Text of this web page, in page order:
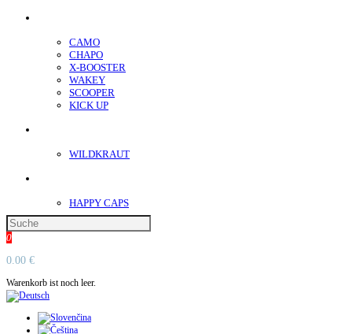
CAMO
CHAPO
X-BOOSTER
WAKEY
SCOOPER
KICK UP
WILDKRAUT
HAPPY CAPS
0
0.00 €
Warenkorb ist noch leer.